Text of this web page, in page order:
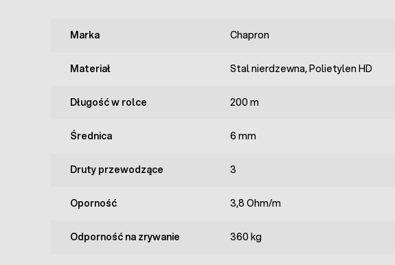
Marka Chapron
Materiał Stal nierdzewna, Polietylen HD
Długość w rolce 200 m
Średnica 6 mm
Druty przewodzące 3
Oporność 3,8 Ohm/m
Odporność na zrywanie 360 kg